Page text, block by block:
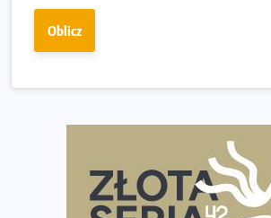
Ponad 12 tysięcy uczestników
Rozbiegany Olsztyn szykuje się na
półmaratonem
Już w tę sobotę 35. Bieg Powstania
Oblicz